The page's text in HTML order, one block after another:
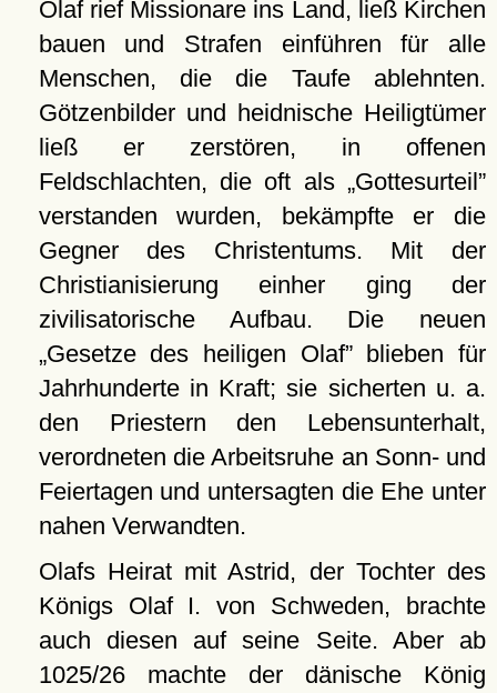
Olaf rief Missionare ins Land, ließ Kirchen
bauen und Strafen einführen für alle
Menschen, die die Taufe ablehnten.
Götzenbilder und heidnische Heiligtümer
ließ er zerstören, in offenen
Feldschlachten, die oft als
Gottesurteil
verstanden wurden, bekämpfte er die
Gegner des Christentums. Mit der
Christianisierung einher ging der
zivilisatorische Aufbau. Die neuen
Gesetze des heiligen Olaf blieben für
Jahrhunderte in Kraft; sie sicherten u. a.
den Priestern den Lebensunterhalt,
verordneten die Arbeitsruhe an Sonn- und
Feiertagen und untersagten die Ehe unter
nahen Verwandten.
Olafs Heirat mit Astrid, der Tochter des
Königs Olaf I. von Schweden, brachte
auch diesen auf seine Seite. Aber ab
1025/26 machte der dänische König